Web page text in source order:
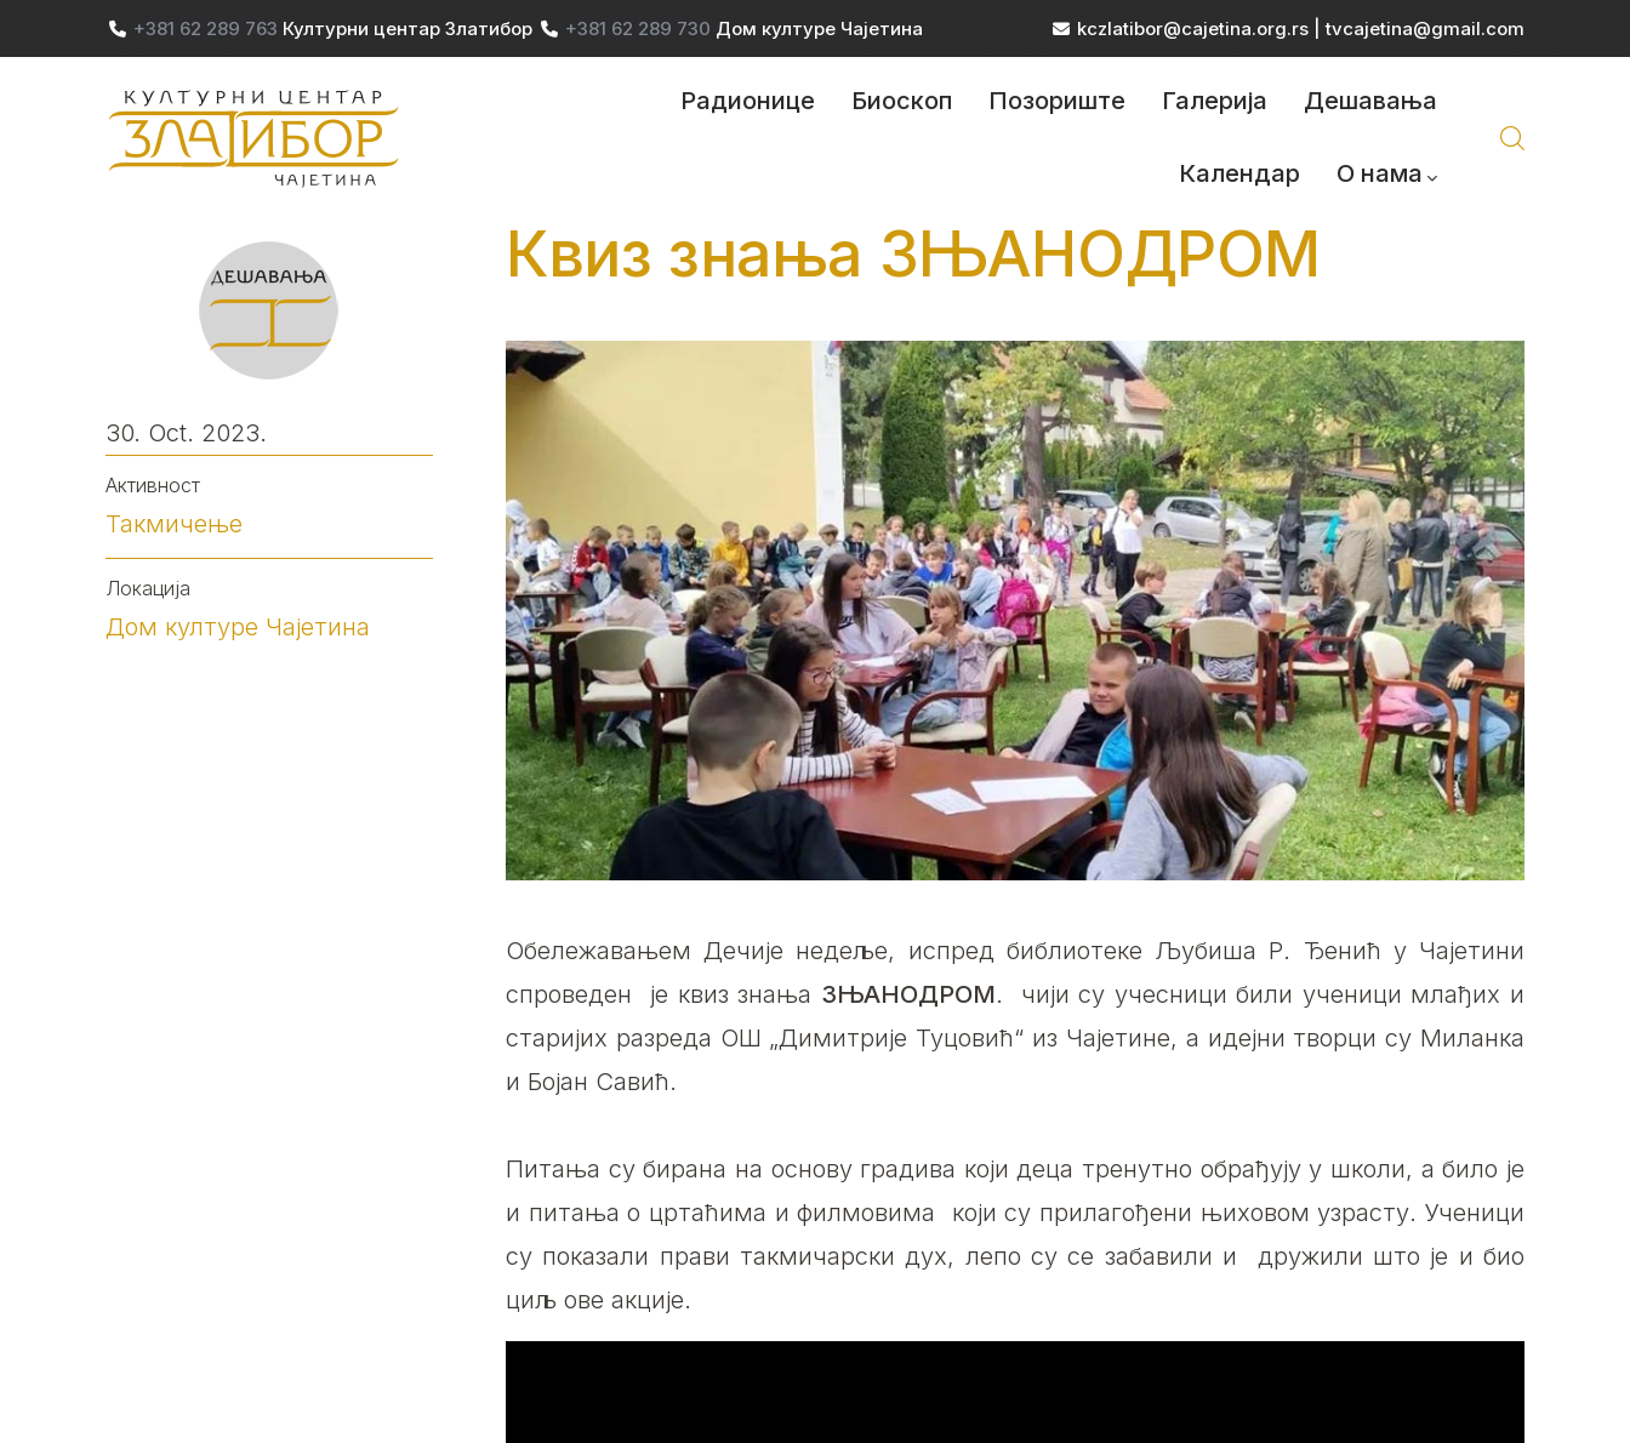
Skip to main content
+381 62 289 763 Културни центар Златибор +381 62 289 730 Дом културе Чајетина kczlatibor@cajetina.org.rs |tvcajetina@gmail.com
Радионице Биоскоп Позориште Галерија Дешавања
Календар О нама
30. Oct. 2023.
Активност
Такмичење
Локација
Дом културе Чајетина
Квиз знања ЗЊАНОДРОМ
Обележавањем Дечије недеље, испред библиотеке Љубиша Р. Ђенић у Чајетини
спроведен је квиз знања ЗЊАНОДРОМ. чији су учесници били ученици млађих и
старијих разреда ОШ „Димитрије Туцовић“ из Чајетине, а идејни творци су Миланка
и Бојан Савић.
Питања су бирана на основу градива који деца тренутно обрађују у школи, а било је
и питања о цртаћима и филмовима који су прилагођени њиховом узрасту. Ученици
су показали прави такмичарски дух, лепо су се забавили и дружили што је и био
циљ ове акције.